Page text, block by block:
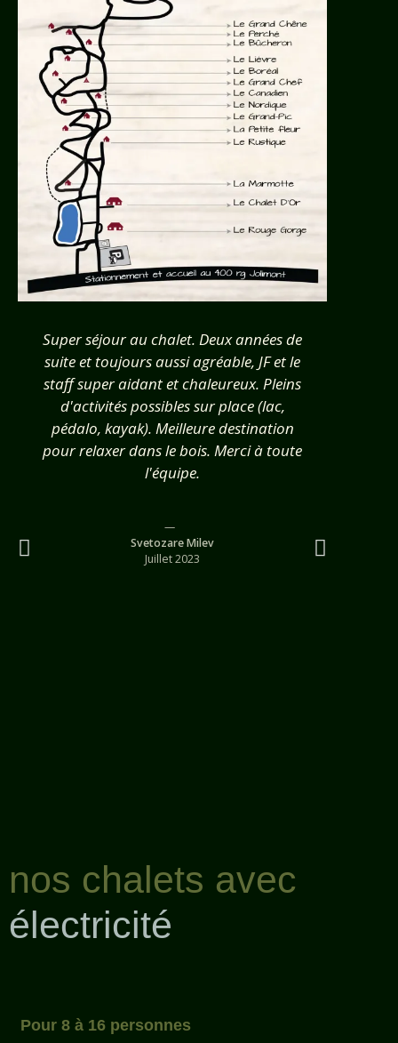
Super séjour au chalet. Deux années de
suite et toujours aussi agréable, JF et le
staff super aidant et chaleureux. Pleins
d'activités possibles sur place (lac,
pédalo, kayak). Meilleure destination
pour relaxer dans le bois. Merci à toute
l'équipe.
Svetozare Milev
Juillet 2023
nos chalets avec
électricité
Pour 8 à 16 personnes